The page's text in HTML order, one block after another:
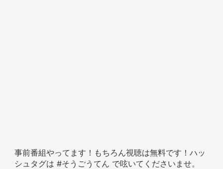
事前番組やってます！もちろん視聴は無料です！ハッ
シュタグは #そうごうてん で呟いてくださいませ。